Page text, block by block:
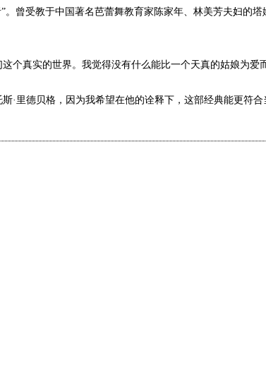
。曾受教于中国著名芭蕾舞教育家陈家年、林美芳夫妇的
真实的世界。我觉得没有什么能比一个天真的姑娘为爱
德贝格，因为我希望在他的诠释下，这部经典能更符合